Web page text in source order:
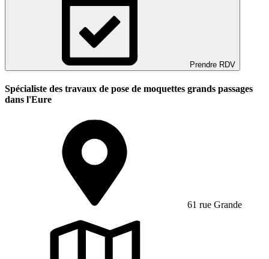
Prendre RDV
Spécialiste des travaux de pose de moquettes grands passages
dans l'Eure
61 rue Grande